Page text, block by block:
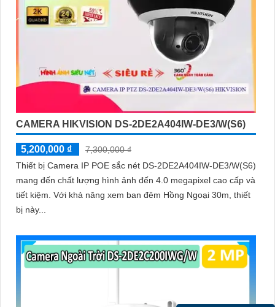
CAMERA HIKVISION DS-2DE2A404IW-DE3/W(S6)
5,200,000 ₫
7,300,000 ₫
Thiết bị Camera IP POE sắc nét DS-2DE2A404IW-DE3/W(S6)
mang đến chất lượng hình ảnh đến 4.0 megapixel cao cấp và
tiết kiệm. Với khả năng xem ban đêm Hồng Ngoại 30m, thiết
bị này...